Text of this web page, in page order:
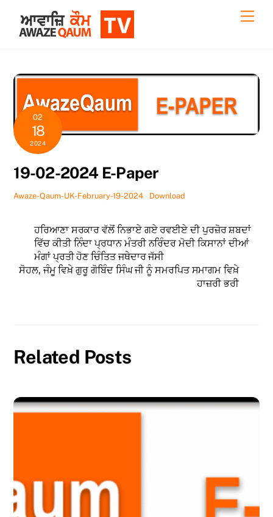
content
02
18
2024
19-02-2024 E-Paper
Awaze-Qaum-UK-February-19-2024 Download
ਹਰਿਆਣਾ ਸਰਕਾਰ ਵੱਲੋਂ ਨਿਭਾਏ ਗਏ ਰਵਈਏ ਦੀ ਪੁਰਜ਼ੋਰ ਸ਼ਬਦਾਂ
ਵਿੱਚ ਕੀਤੀ ਨਿੰਦਾ ਪ੍ਰਧਾਨ ਮੰਤਰੀ ਨਰਿੰਦਰ ਮੋਦੀ ਕਿਸਾਨਾਂ ਦੀਆਂ
ਮੰਗਾਂ ਪ੍ਰਤੀ ਹੋਣ ਚਿੰਤਿਤ ਜਥੇਦਾਰ ਜੱਸੀ
ਸੋਹਲ, ਜੰਮੂ ਵਿਖ਼ੇ ਗੁਰੂ ਗੋਬਿੰਦ ਸਿੰਘ ਜੀ ਨੂੰ ਸਮਰਪਿਤ ਸਮਾਗਮ ਵਿਖ਼ੇ
ਹਾਜ਼ਰੀ ਭਰੀ
Related Posts